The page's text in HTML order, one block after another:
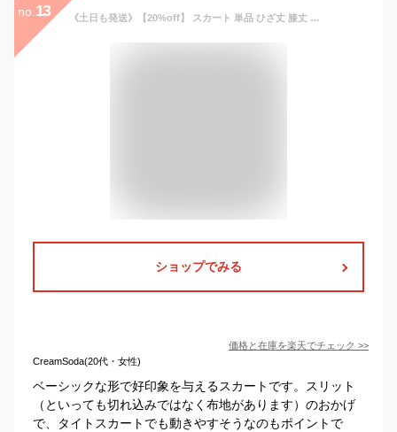
no. 13 《土日も発送》【20%off】 スカート 単品 ひざ丈 膝丈 レディース 春 スーツ きれいめ ストレッチ ボトムス タイトスカート 洗える ウォッシャブル シワになりにくい 撥水 速乾 夏 秋 大人 ミセス ビジネス フォーマル オフィス カジュアル テレワーク
ショップでみる
価格と在庫を楽天でチェック >>
CreamSoda(20代・女性)
ベーシックな形で好印象を与えるスカートです。スリット
（といっても切れ込みではなく布地があります）のおかげ
で、タイトスカートでも動きやすそうなのもポイントで